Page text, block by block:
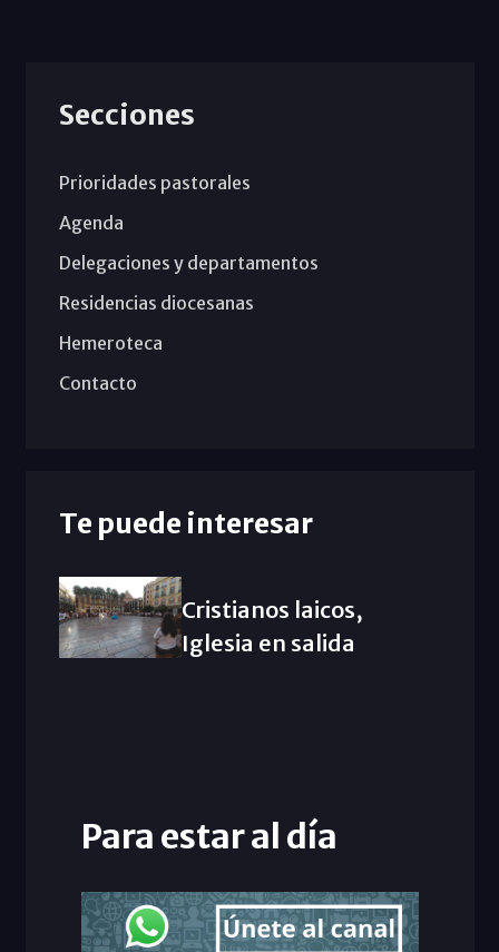
Secciones
Prioridades pastorales
Agenda
Delegaciones y departamentos
Residencias diocesanas
Hemeroteca
Contacto
Te puede interesar
Cristianos laicos,
Iglesia en salida
Para estar al día